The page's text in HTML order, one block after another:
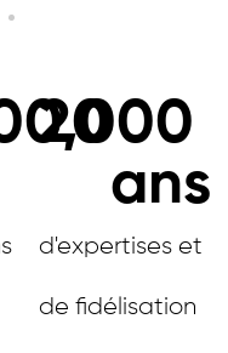
d'expertises et
de fidélisation
20
ans